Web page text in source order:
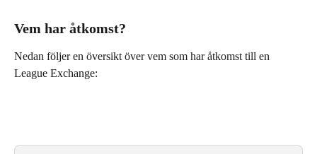
Vem har åtkomst?
Nedan följer en översikt över vem som har åtkomst till en
League Exchange: